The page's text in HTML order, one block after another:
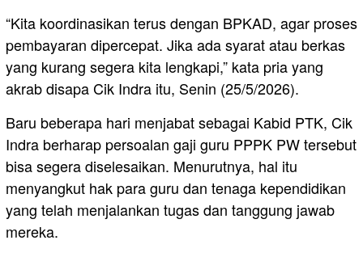
“Kita koordinasikan terus dengan BPKAD, agar proses
pembayaran dipercepat. Jika ada syarat atau berkas
yang kurang segera kita lengkapi,” kata pria yang
akrab disapa Cik Indra itu, Senin (25/5/2026).
Baru beberapa hari menjabat sebagai Kabid PTK, Cik
Indra berharap persoalan gaji guru PPPK PW tersebut
bisa segera diselesaikan. Menurutnya, hal itu
menyangkut hak para guru dan tenaga kependidikan
yang telah menjalankan tugas dan tanggung jawab
mereka.